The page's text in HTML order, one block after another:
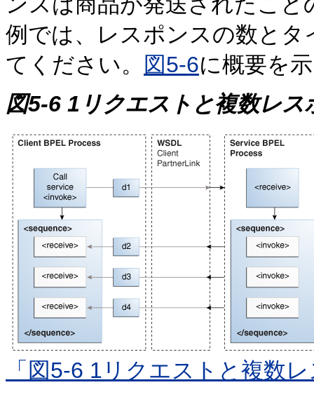
例では、レスポンスの数と
てください。
図5-6に概要を
図5-6 1リクエストと複数レス
「図5-6 1リクエストと複数